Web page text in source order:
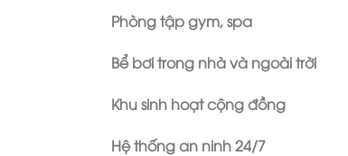
Phòng tập gym, spa
Bể bơi trong nhà và ngoài trời
Khu sinh hoạt cộng đồng
Hệ thống an ninh 24/7